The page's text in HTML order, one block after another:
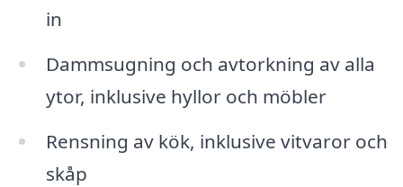
in
Dammsugning och avtorkning av alla
ytor, inklusive hyllor och möbler
Rensning av kök, inklusive vitvaror och
skåp